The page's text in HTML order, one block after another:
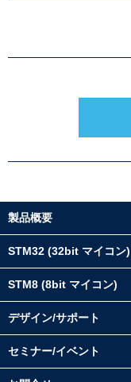
製品概要
STM32 (32bit マイコン)
STM8 (8bit マイコン)
デザイン/サポート
セミナー/イベント